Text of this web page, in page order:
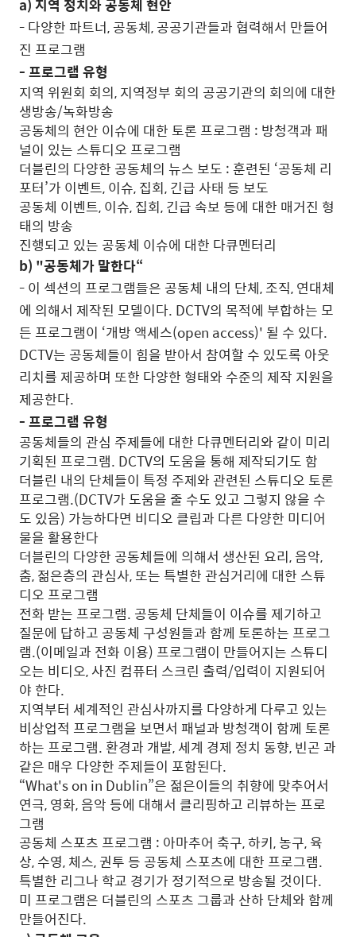
a) 지역 정치와 공동체 현안
- 다양한 파트너, 공동체, 공공기관들과 협력해서 만들어
진 프로그램
- 프로그램 유형
지역 위원회 회의, 지역정부 회의 공공기관의 회의에 대한
생방송/녹화방송
공동체의 현안 이슈에 대한 토론 프로그램 : 방청객과 패
널이 있는 스튜디오 프로그램
더블린의 다양한 공동체의 뉴스 보도 : 훈련된 ‘공동체 리
포터’가 이벤트, 이슈, 집회, 긴급 사태 등 보도
공동체 이벤트, 이슈, 집회, 긴급 속보 등에 대한 매거진 형
태의 방송
진행되고 있는 공동체 이슈에 대한 다큐멘터리
b) "공동체가 말한다“
- 이 섹션의 프로그램들은 공동체 내의 단체, 조직, 연대체
에 의해서 제작된 모델이다. DCTV의 목적에 부합하는 모
든 프로그램이 ‘개방 액세스(open access)' 될 수 있다.
DCTV는 공동체들이 힘을 받아서 참여할 수 있도록 아웃
리치를 제공하며 또한 다양한 형태와 수준의 제작 지원을
제공한다.
- 프로그램 유형
공동체들의 관심 주제들에 대한 다큐멘터리와 같이 미리
기획된 프로그램. DCTV의 도움을 통해 제작되기도 함
더블린 내의 단체들이 특정 주제와 관련된 스튜디오 토론
프로그램.(DCTV가 도움을 줄 수도 있고 그렇지 않을 수
도 있음) 가능하다면 비디오 클립과 다른 다양한 미디어
물을 활용한다
더블린의 다양한 공동체들에 의해서 생산된 요리, 음악,
춤, 젊은층의 관심사, 또는 특별한 관심거리에 대한 스튜
디오 프로그램
전화 받는 프로그램. 공동체 단체들이 이슈를 제기하고
질문에 답하고 공동체 구성원들과 함께 토론하는 프로그
램.(이메일과 전화 이용) 프로그램이 만들어지는 스튜디
오는 비디오, 사진 컴퓨터 스크린 출력/입력이 지원되어
야 한다.
지역부터 세계적인 관심사까지를 다양하게 다루고 있는
비상업적 프로그램을 보면서 패널과 방청객이 함께 토론
하는 프로그램. 환경과 개발, 세계 경제 정치 동향, 빈곤 과
같은 매우 다양한 주제들이 포함된다.
“What's on in Dublin”은 젊은이들의 취향에 맞추어서
연극, 영화, 음악 등에 대해서 클리핑하고 리뷰하는 프로
그램
공동체 스포츠 프로그램 : 아마추어 축구, 하키, 농구, 육
상, 수영, 체스, 권투 등 공동체 스포츠에 대한 프로그램.
특별한 리그나 학교 경기가 정기적으로 방송될 것이다.
미 프로그램은 더블린의 스포츠 그룹과 산하 단체와 함께
만들어진다.